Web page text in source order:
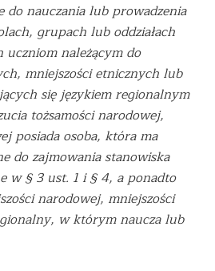
do nauczania lub prowadzenia
grupach lub oddziałach
należącym do
mniejszości etnicznych lub
się językiem regionalnym
tożsamości narodowej,
posiada osoba, która ma
do zajmowania stanowiska
w § 3 ust. 1 i § 4, a ponadto
narodowej, mniejszości
w którym naucza lub